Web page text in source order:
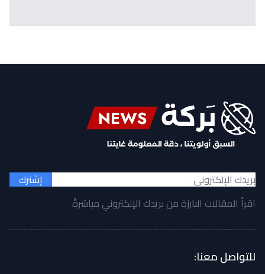
إشترك
اقرأ المقالات البارزة من بريدك الإلكتروني مباشرةً
للتواصل معنا: